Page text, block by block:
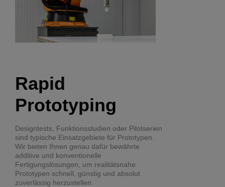
Rapid
Prototyping
Designtests, Funktionsstudien oder Pilotserien
sind typische Einsatzgebiete für Prototypen.
Wir bieten Ihnen genau dafür bewährte
additive und konventionelle
Fertigungslösungen, um realitätsnahe
Prototypen schnell, günstig und absolut
zuverlässig herzustellen.